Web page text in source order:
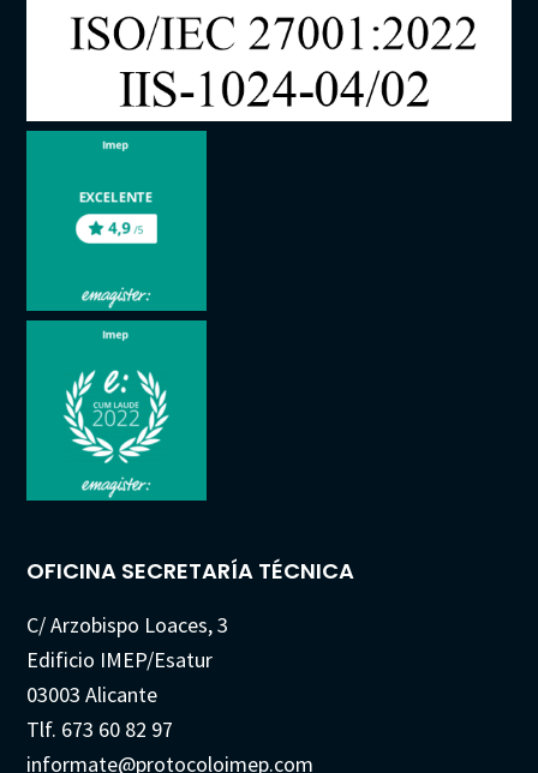
OFICINA SECRETARÍA TÉCNICA
C/ Arzobispo Loaces, 3
Edificio IMEP/Esatur
03003 Alicante
Tlf. 673 60 82 97
informate@protocoloimep.com